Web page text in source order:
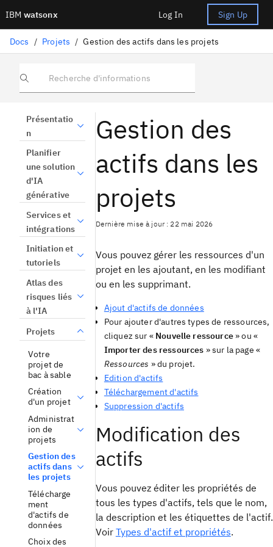
IBM watsonx Log In Sign Up
Docs / Projets / Gestion des actifs dans les projets
Recherche d'informations
Présentatio
n
Planifier
une solution
d'IA
générative
Services et
intégrations
Initiation et
tutoriels
Atlas des
risques liés
à l'IA
Projets
Votre
projet de
bac à sable
Création
d'un projet
Administrat
ion de
projets
Gestion des
actifs dans
les projets
Télécharge
ment
d'actifs de
données
Choix des
Gestion des
actifs dans les
projets
Dernière mise à jour : 22 mai 2026
Vous pouvez gérer les ressources d'un
projet en les ajoutant, en les modifiant
ou en les supprimant.
Ajout d'actifs de données
Pour ajouter d'autres types de ressources,
cliquez sur «Nouvelle ressource» ou «
Importer des ressources » sur la page «
Ressources » du projet.
Edition d'actifs
Téléchargement d'actifs
Suppression d'actifs
Modification des
actifs
Vous pouvez éditer les propriétés de
tous les types d'actifs, tels que le nom,
la description et les étiquettes de l'actif.
Voir Types d'actif et propriétés.